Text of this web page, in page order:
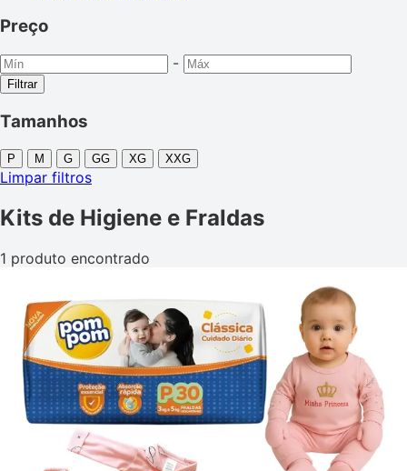
Preço
-
Filtrar
Tamanhos
P M G GG XG XXG
Limpar filtros
Kits de Higiene e Fraldas
1 produto encontrado